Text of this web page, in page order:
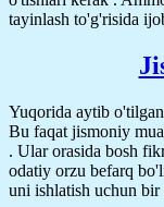
tayinlash to'g'risida
Yuqorida aytib
Bu faqat jismoniy
. Ular orasida bosh
odatiy orzu befarq
uni ishlatish uchun bir